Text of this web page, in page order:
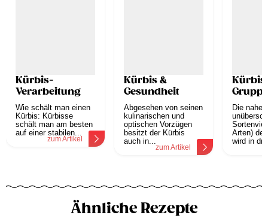
Kürbis-
Verarbeitung
Wie schält man einen
Kürbis: Kürbisse
schält man am besten
auf einer stabilen...
zum Artikel
Kürbis &
Gesundheit
Abgesehen von seinen
kulinarischen und
optischen Vorzügen
besitzt der Kürbis
auch in...
zum Artikel
Die
Arten)
wird in
Ähnliche Rezepte